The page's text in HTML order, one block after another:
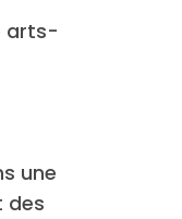
arts-
une
des